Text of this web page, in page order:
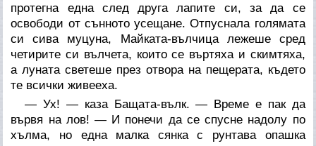
протегна една след друга лапите си, за да се
освободи от сънното усещане. Отпуснала голямата
си сива муцуна, Майката-вълчица лежеше сред
четирите си вълчета, които се въртяха и скимтяха,
а луната светеше през отвора на пещерата, където
те всички живееха.
— Ух! — каза Бащата-вълк. — Време е пак да
вървя на лов! — И понечи да се спусне надолу по
хълма, но една малка сянка с рунтава опашка